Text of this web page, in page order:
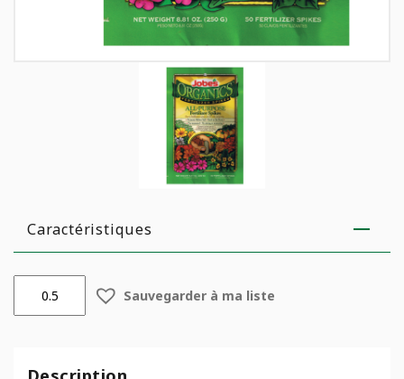
Caractéristiques
Bâtons
Sauvegarder à ma liste